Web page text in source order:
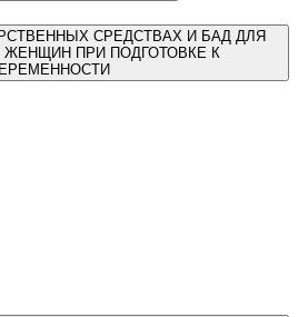
СРЕДСТВАХ И БАД ДЛЯ
ПРИ ПОДГОТОВКЕ К